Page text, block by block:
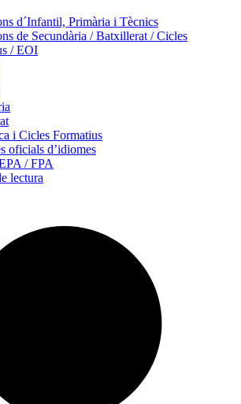
d´Infantil, Primària i Tècnics
de Secundària / Batxillerat / Cicles
/ EOI
i Cicles Formatius
oficials d’idiomes
/ FPA
lectura